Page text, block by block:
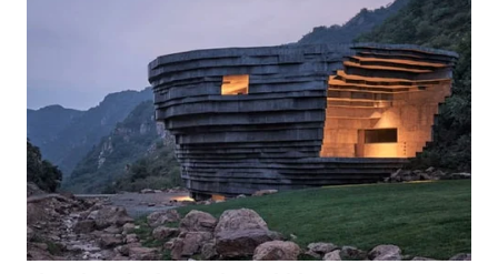
WN
KARAWANG
WN
BEKASI